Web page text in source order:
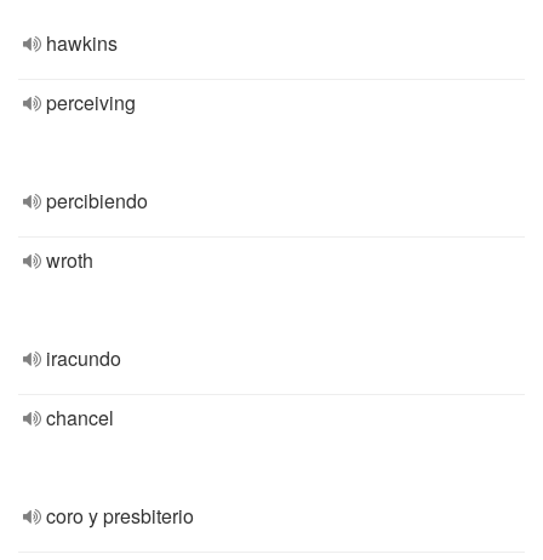
hawkins
perceiving
percibiendo
wroth
iracundo
chancel
coro y presbiterio